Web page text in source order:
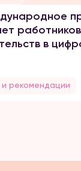
в
и рекомендации